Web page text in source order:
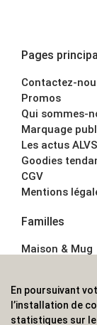
Pages
Contactez-
Promos
Qui sommes-
Marquage
Les actus ALVS
Goodies
CGV
Mentions
Familles
Maison & Mug
Écriture
Bagagerie
En poursuivant
l’installation de
statistiques sur